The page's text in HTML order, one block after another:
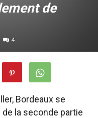
de
4
Bordeaux se
la seconde partie